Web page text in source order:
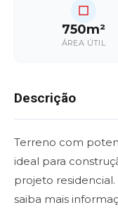
750m²
ÁREA ÚTIL
Descrição
Terreno com
ideal para
projeto
saiba mais